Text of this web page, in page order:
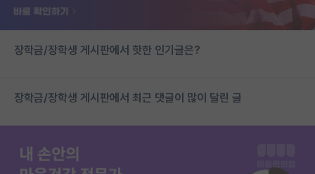
장학금/장학생 게시판에서 핫한 인기글은?
장학금/장학생 게시판에서 최근 댓글이 많이 달린 글